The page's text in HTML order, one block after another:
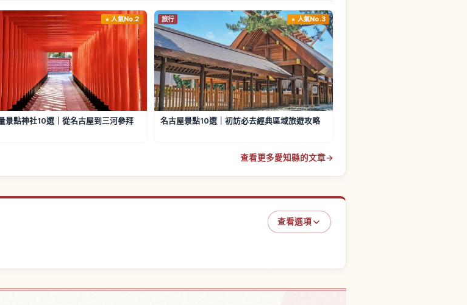
人氣No.2
景點神社10選｜從名古屋到三河參拜
旅行 人氣No.3
名古屋景點10選｜初訪必去經典區域旅遊攻略
查看更多愛知縣的文章→
查看選項